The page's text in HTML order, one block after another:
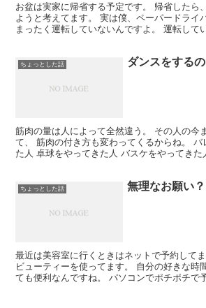
お盆は実家に帰省する予定です。 帰省したら
ようと考えてます。 実は僕、ペーパードライ
まったく運転していないんですよ。 運転して
ちょっとした話 ダンスをする
筋肉の量は人によって全然違う。 その人の今
て、 筋肉の付き方も変わってくるからね。 バ
た人 卓球をやってきた人 バスケをやってきた
ちょっとした話 無理なお願い？
最近は美容室に行くときはネットで予約して
ビューティーを使ってます。 自分の好きな時
ても便利なんですね。 パソコンでポチポチで